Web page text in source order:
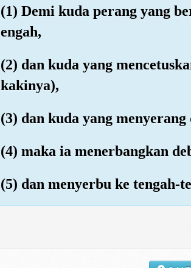
(1) Demi kuda perang yang
engah,
(2) dan kuda yang
kakinya),
(3) dan kuda yang
(4) maka ia menerbangkan
(5) dan menyerbu ke tengah-